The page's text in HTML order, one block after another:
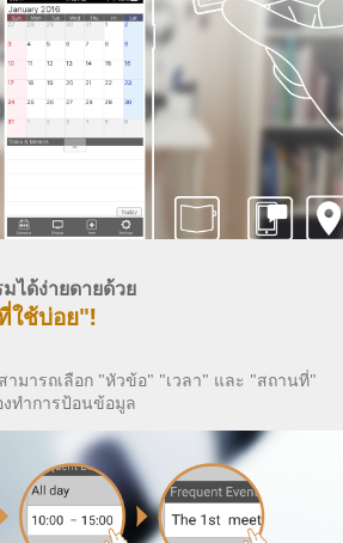
ได้ง่ายดายด้วย
ใช้บ่อย"!
ามารถเลือก "หัวข้อ" "เวลา" และ "สถานที่"
งทำการป้อนข้อมูล